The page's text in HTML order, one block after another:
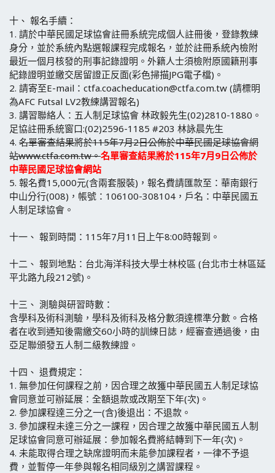
十、 報名手續：
1. 請於中華民國足球協會註冊系統完成個人註冊後，登錄教練
身分，並於系統內點選報課程完成報名，並於註冊系統內檢附
最近一個月核發的刑事記錄證明。外籍人士須檢附原國籍刑事
紀錄證明並繳交居留證正反面(彩色掃描JPG電子檔)。
2. 請寄至E-mail：ctfa.coacheducation@ctfa.com.tw (請標明
為AFC Futsal LV2教練講習報名)
3. 講習聯絡人：五人制足球協會 林政毅先生(02)2810-1880。
足協註冊系統窗口:(02)2596-1185 #203 林詠晨先生
4. 名單審查結果將於115年7月2日公佈於中華民國足球協會網
站www.ctfa.com.tw。名單審查結果將於115年7月9日公佈於
中華民國足球協會網站
5. 報名費15,000元(含兩套服裝)，報名費請匯款至：華南銀行
中山分行(008)，帳號：106100-308104，戶名：中華民國五
人制足球協會。
十一、 報到時間：115年7月11日上午8:00時報到。
十二、 報到地點：台北海洋科技大學士林校區 (台北市士林區延
平北路九段212號)。
十三、 測驗與研習時數：
含學科及術科測驗，學科及術科及格分數須達標準分數。合格
者在收到通知後需繳交60小時的訓練日誌，經審查通過後，由
亞足聯頒發五人制二級教練證。
十四、 退費規定：
1. 無參加任何課程之前，因合理之故獲中華民國五人制足球協
會同意並可辦延展：全額退款或改期至下年(次)。
2. 參加課程達三分之一(含)後退出：不退款。
3. 參加課程未達三分之一課程，因合理之故獲中華民國五人制
足球協會同意可辦延展：參加報名費將結轉到下一年(次)。
4. 未能取得合理之缺席證明而未能參加課程者，一律不予退
費，並暫停一年參與報名相同級別之講習課程。